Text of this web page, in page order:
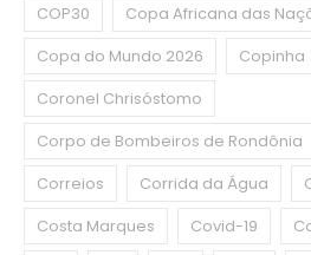
COP30
Copa Africana das
Copa do Mundo 2026
Copinha
Coronel Chrisóstomo
Corpo de Bombeiros de Rondônia
Correios
Corrida da Água
Costa Marques
Covid-19